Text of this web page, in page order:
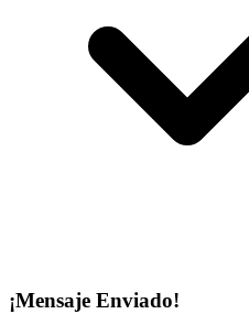
¡Mensaje Enviado!